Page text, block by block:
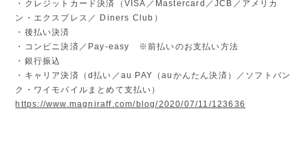
・クレジットカード決済（VISA／Mastercard／JCB／アメリカ
ン・エクスプレス／ Diners Club）
・後払い決済
・コンビニ決済／Pay-easy ※前払いのお支払い方法
・銀行振込
・キャリア決済（d払い／au PAY（auかんたん決済）／ソフトバン
ク・ワイモバイルまとめて支払い）
https://www.magniraff.com/blog/2020/07/11/123636